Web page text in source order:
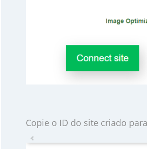
Copie o ID do site criado